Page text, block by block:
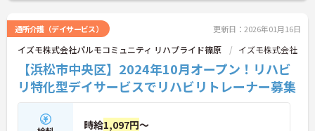
通所介護（デイサービス） 更新日：2026年01月16日
イズモ株式会社パルモコミュニティ リハプライド篠原 イズモ株式会社
【浜松市中央区】2024年10月オープン！リハビ
リ特化型デイサービスでリハビリトレーナー募集
時給1,097円～